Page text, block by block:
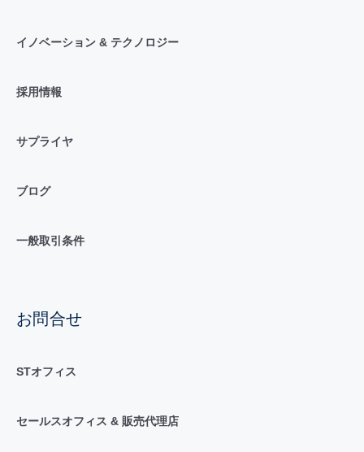
イノベーション & テクノロジー
採用情報
サプライヤ
ブログ
一般取引条件
お問合せ
STオフィス
セールスオフィス & 販売代理店